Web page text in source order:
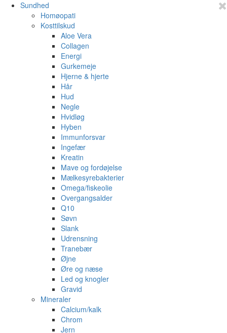
Sundhed
Homøopati
Kosttilskud
Aloe Vera
Collagen
Energi
Gurkemeje
Hjerne & hjerte
Hår
Hud
Negle
Hvidløg
Hyben
Immunforsvar
Ingefær
Kreatin
Mave og fordøjelse
Mælkesyrebakterier
Omega/fiskeolie
Overgangsalder
Q10
Søvn
Slank
Udrensning
Tranebær
Øjne
Øre og næse
Led og knogler
Gravid
Mineraler
Calcium/kalk
Chrom
Jern